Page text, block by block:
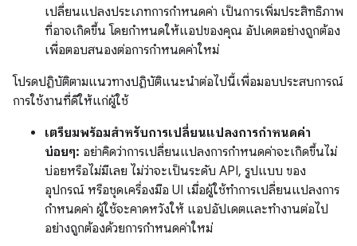
เปลี่ยนแปลงประเภทการกําหนดค่า เป็นการเพิ่มประสิทธิภาพ
ที่อาจเกิดขึ้น โดยกำหนดให้แอปของคุณ อัปเดตอย่างถูกต้อง
เพื่อตอบสนองต่อการกำหนดค่าใหม่
โปรดปฏิบัติตามแนวทางปฏิบัติแนะนำต่อไปนี้เพื่อมอบประสบการณ์
การใช้งานที่ดีให้แก่ผู้ใช้
เตรียมพร้อมสำหรับการเปลี่ยนแปลงการกำหนดค่า
บ่อยๆ: อย่าคิดว่าการเปลี่ยนแปลงการกำหนดค่าจะเกิดขึ้นไม่
บ่อยหรือไม่มีเลย ไม่ว่าจะเป็นระดับ API, รูปแบบ ของ
อุปกรณ์ หรือชุดเครื่องมือ UI เมื่อผู้ใช้ทำการเปลี่ยนแปลงการ
กำหนดค่า ผู้ใช้จะคาดหวังให้ แอปอัปเดตและทำงานต่อไป
อย่างถูกต้องด้วยการกำหนดค่าใหม่